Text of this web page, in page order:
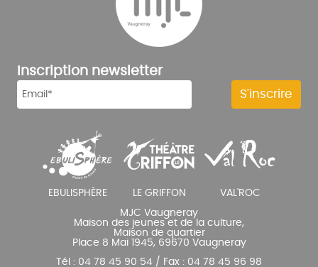
Inscription newsletter
MJC Vaugneray
Maison des jeunes et de la culture,
Maison de quartier
Place 8 Mai 1945, 69670 Vaugneray
Tél : 04 78 45 90 54 / Fax : 04 78 45 96 98